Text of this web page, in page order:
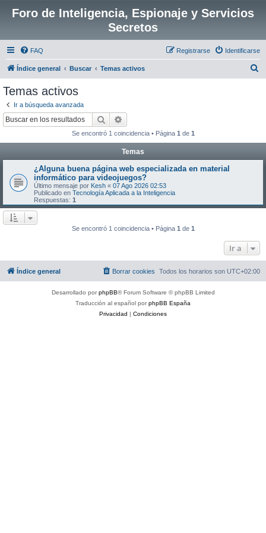
Foro de Inteligencia, Espionaje y Servicios
Secretos
FAQ Identificarse
Registrarse
Índice general Buscar Temas activos
Temas activos
Ir a búsqueda avanzada
Buscar
Se encontró 1 coincidencia • Página 1 de 1
Temas
¿Alguna buena página web especializada en material
informático para videojuegos?
Último mensaje por Kesh « 07 Ago 2026 02:53
Publicado en Tecnología Aplicada a la Inteligencia
Respuestas: 1
Se encontró 1 coincidencia • Página 1 de 1
Ir a
Índice general Todos los horarios son UTC+02:00
Borrar cookies
Desarrollado porphpBB® Forum Software © phpBB Limited
Traducción al español porphpBB España
Privacidad | Condiciones